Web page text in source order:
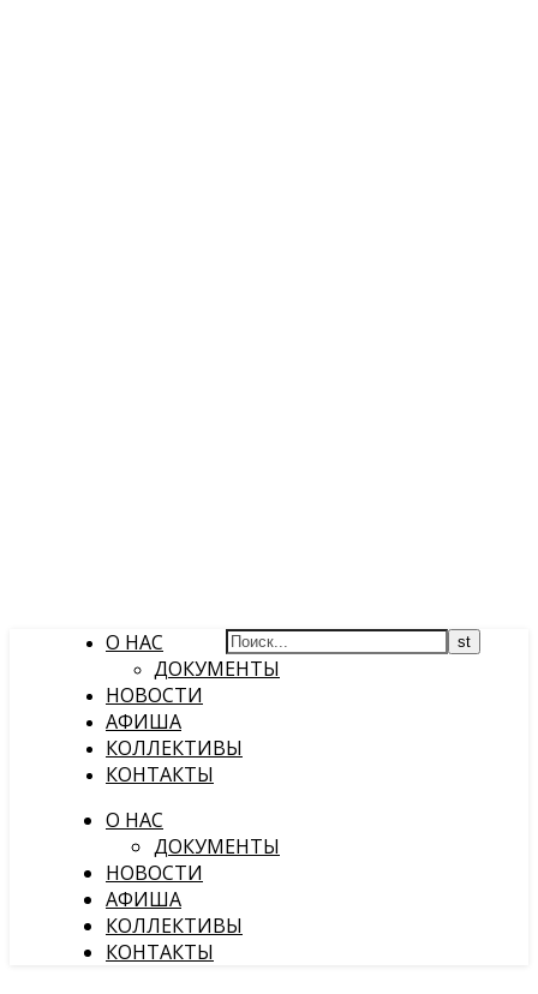
О НАС
ДОКУМЕНТЫ
НОВОСТИ
АФИША
КОЛЛЕКТИВЫ
КОНТАКТЫ
О НАС
ДОКУМЕНТЫ
НОВОСТИ
АФИША
КОЛЛЕКТИВЫ
КОНТАКТЫ